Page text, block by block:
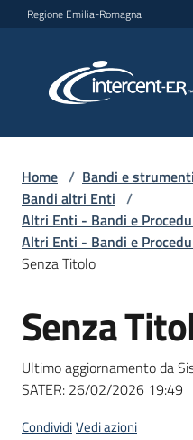
Vai al contenuto
Vai alla navigazione
Vai al footer
Regione Emilia-Romagna
per lo
L'Agenzia
Bandi
strumenti
di
acquisto
Home / Bandi e
Bandi altri Enti /
Altri Enti - Bandi e
Altri Enti - Bandi e
Senza Titolo
Salta al contenuto
Senza
Ultimo aggiornamento da
SATER: 26/02/2026 19:49
CondividiVedi azioni